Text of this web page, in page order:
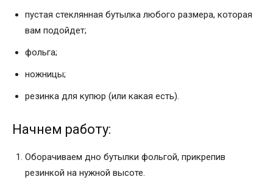
пустая стеклянная бутылка любого размера, которая
вам подойдет;
фольга;
ножницы;
резинка для купюр (или какая есть).
Начнем работу:
Оборачиваем дно бутылки фольгой, прикрепив
резинкой на нужной высоте.